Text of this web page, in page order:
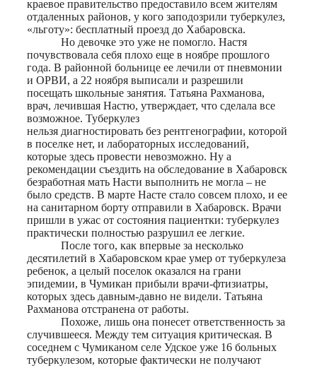
краевое правительство предоставило всем жителям
отдаленных районов, у кого заподозрили туберкулез,
«льготу»: бесплатный проезд до Хабаровска.
Но девочке это уже не помогло. Настя
почувствовала себя плохо еще в ноябре прошлого
года. В районной больнице ее лечили от пневмонии
и ОРВИ, а 22 ноября выписали и разрешили
посещать школьные занятия. Татьяна Рахманова,
врач, лечившая Настю, утверждает, что сделала все
возможное. Туберкулез
нельзя диагностировать без рентгенографии, которой
в поселке нет, и лабораторных исследований,
которые здесь провести невозможно. Ну а
рекомендации съездить на обследование в Хабаровск
безработная мать Насти выполнить не могла – не
было средств. В марте Насте стало совсем плохо, и ее
на санитарном борту отправили в Хабаровск. Врачи
пришли в ужас от состояния пациентки: туберкулез
практически полностью разрушил ее легкие.
После того, как впервые за несколько
десятилетий в Хабаровском крае умер от туберкулеза
ребенок, а целый поселок оказался на грани
эпидемии, в Чумикан прибыли врачи-фтизиатры,
которых здесь давным-давно не видели. Татьяна
Рахманова отстранена от работы.
Похоже, лишь она понесет ответственность за
случившееся. Между тем ситуация критическая. В
соседнем с Чумиканом селе Удское уже 16 больных
туберкулезом, которые фактически не получают